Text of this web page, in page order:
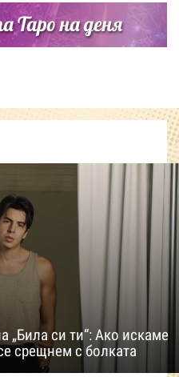
Таро на деня
„Била си ти“: Ако искаме
срещнем с болката